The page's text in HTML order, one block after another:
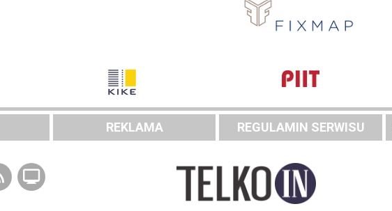
REKLAMA REGULAMIN SERWISU